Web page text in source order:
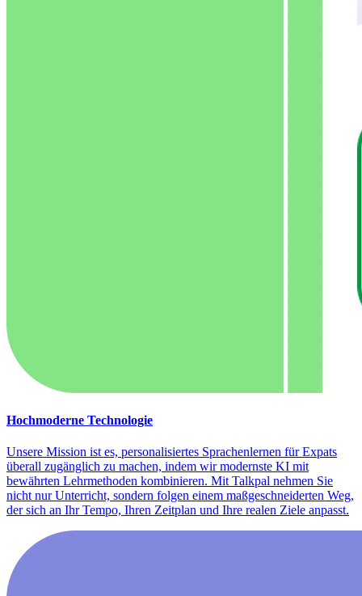
Hochmoderne Technologie
Unsere Mission ist es, personalisiertes Sprachenlernen für Expats
überall zugänglich zu machen, indem wir modernste KI mit
bewährten Lehrmethoden kombinieren. Mit Talkpal nehmen Sie
nicht nur Unterricht, sondern folgen einem maßgeschneiderten Weg,
der sich an Ihr Tempo, Ihren Zeitplan und Ihre realen Ziele anpasst.